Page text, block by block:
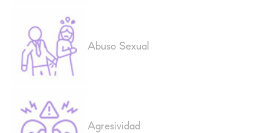
Abuso Sexual
Agresividad